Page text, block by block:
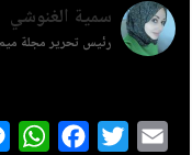
سمية الغنوشي
رئيس تحرير مجلة
MessengerWhatsAppFacebook
Twitter